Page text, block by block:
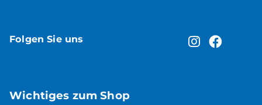
Folgen Sie uns
Wichtiges zum Shop